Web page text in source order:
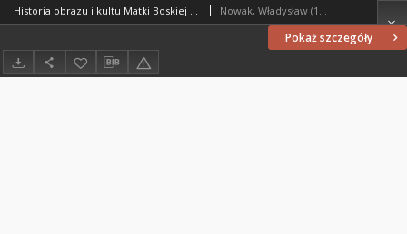
Pokaż szczegóły
Historia obrazu i kultu Matki Boskiej Gietrzwałdzkiej Nowak, Władysław (1940- )